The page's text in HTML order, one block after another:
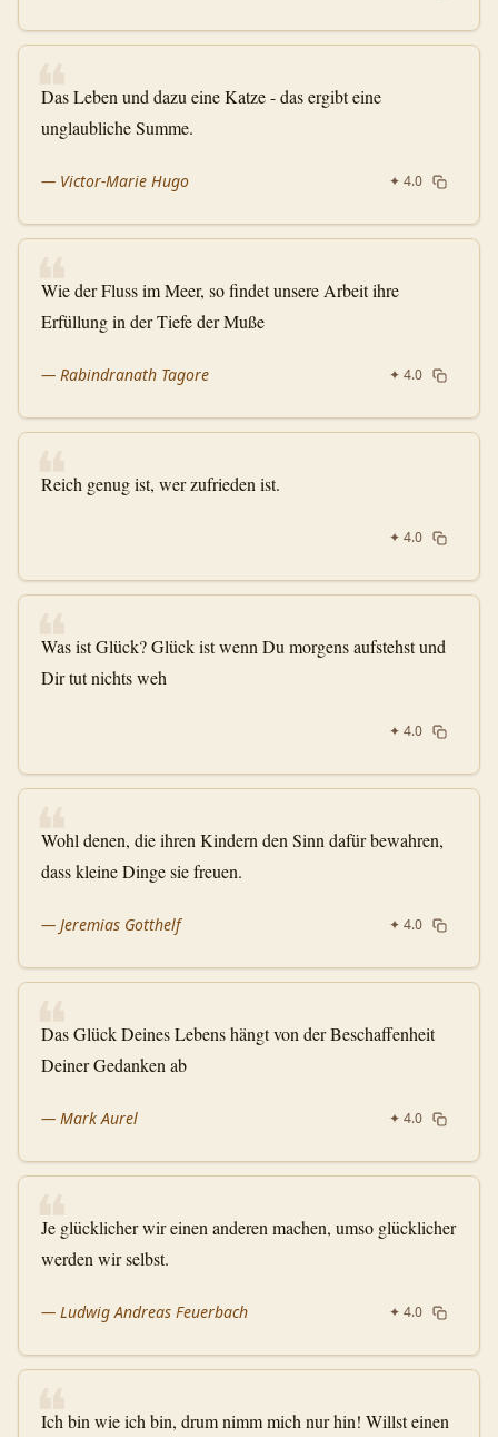
❝
Das Leben und dazu eine Katze - das ergibt eine
unglaubliche Summe.
— Victor-Marie Hugo ✦ 4.0
❝
Wie der Fluss im Meer, so findet unsere Arbeit ihre
Erfüllung in der Tiefe der Muße
— Rabindranath Tagore ✦ 4.0
❝
Reich genug ist, wer zufrieden ist.
✦ 4.0
❝
Was ist Glück? Glück ist wenn Du morgens aufstehst und
Dir tut nichts weh
✦ 4.0
❝
Wohl denen, die ihren Kindern den Sinn dafür bewahren,
dass kleine Dinge sie freuen.
— Jeremias Gotthelf ✦ 4.0
❝
Das Glück Deines Lebens hängt von der Beschaffenheit
Deiner Gedanken ab
— Mark Aurel ✦ 4.0
❝
Je glücklicher wir einen anderen machen, umso glücklicher
werden wir selbst.
— Ludwig Andreas Feuerbach ✦ 4.0
❝
Ich bin wie ich bin, drum nimm mich nur hin! Willst einen